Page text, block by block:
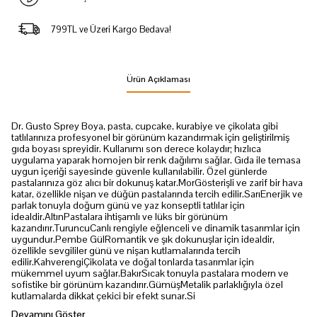
799TL ve Üzeri Kargo Bedava!
Ürün Açıklaması
Dr. Gusto Sprey Boya, pasta, cupcake, kurabiye ve çikolata gibi
tatlılarınıza profesyonel bir görünüm kazandırmak için geliştirilmiş
gıda boyası spreyidir. Kullanımı son derece kolaydır; hızlıca
uygulama yaparak homojen bir renk dağılımı sağlar. Gıda ile temasa
uygun içeriği sayesinde güvenle kullanılabilir. Özel günlerde
pastalarınıza göz alıcı bir dokunuş katar.MorGösterişli ve zarif bir hava
katar, özellikle nişan ve düğün pastalarında tercih edilir.SarıEnerjik ve
parlak tonuyla doğum günü ve yaz konseptli tatlılar için
idealdir.AltınPastalara ihtişamlı ve lüks bir görünüm
kazandırır.TuruncuCanlı rengiyle eğlenceli ve dinamik tasarımlar için
uygundur.Pembe GülRomantik ve şık dokunuşlar için idealdir,
özellikle sevgililer günü ve nişan kutlamalarında tercih
edilir.KahverengiÇikolata ve doğal tonlarda tasarımlar için
mükemmel uyum sağlar.BakırSıcak tonuyla pastalara modern ve
sofistike bir görünüm kazandırır.GümüşMetalik parlaklığıyla özel
kutlamalarda dikkat çekici bir efekt sunar.Si
Devamını Göster